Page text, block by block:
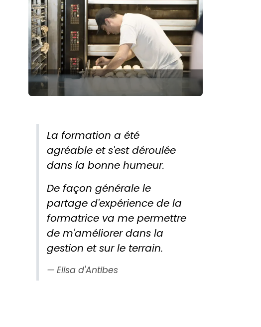
La formation a été
agréable et s'est déroulée
dans la bonne humeur.
De façon générale le
partage d'expérience de la
formatrice va me permettre
de m'améliorer dans la
gestion et sur le terrain.
Elisa d'Antibes